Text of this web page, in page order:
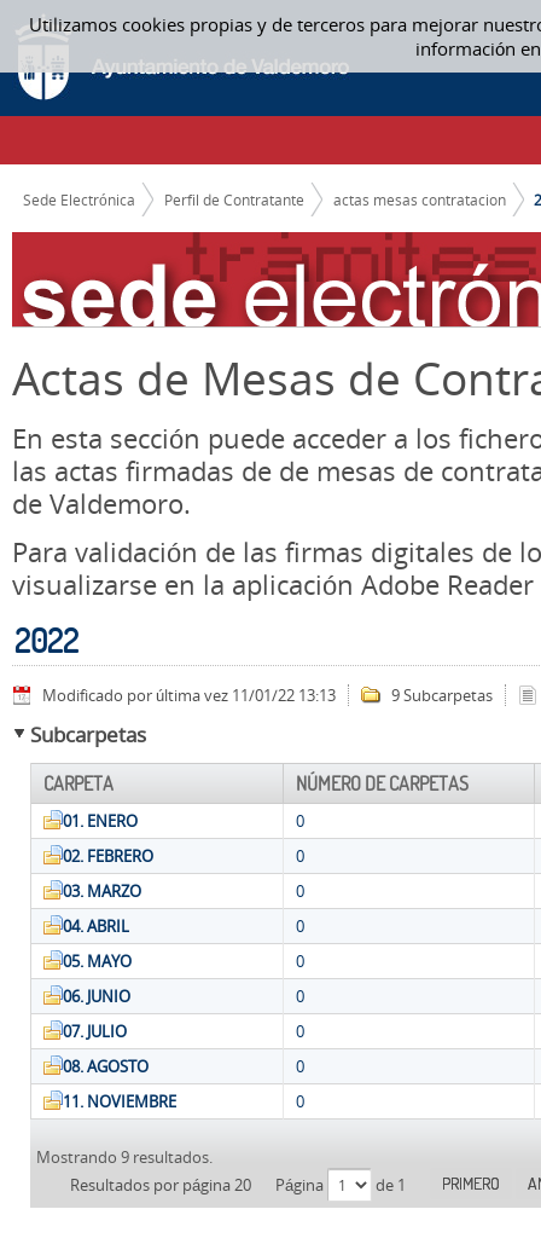
Utilizamos cookies propias y de terceros para mejorar
información
Saltar al contenido
2022 - ACTAS MESAS CONTRATACION
CAMINO DE MIGAS
Sede Electrónica Perfil de Contratante actas mesas contratacion
Actas de Mesas de
En esta sección puede acceder a los
las actas firmadas de de mesas de
de Valdemoro.
Para validación de las firmas digitales de
visualizarse en la aplicación Adobe Reader
2022
Modificado por última vez 11/01/22 13:13 9 Subcarpetas
Subcarpetas
CARPETA NÚMERO DE CARPETAS
01. ENERO
0
02. FEBRERO
0
03. MARZO
0
04. ABRIL
0
05. MAYO
0
06. JUNIO
0
07. JULIO
0
08. AGOSTO
0
11. NOVIEMBRE
0
Mostrando 9 resultados.
Resultados por página 20
Página de 1 PRIMERO